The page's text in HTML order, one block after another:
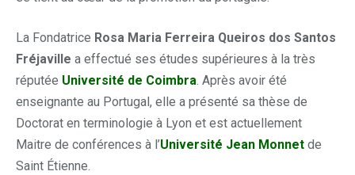
La Fondatrice Rosa Maria Ferreira Queiros dos Santos
Fréjaville a effectué ses études supérieures à la très
réputée Université de Coimbra. Après avoir été
enseignante au Portugal, elle a présenté sa thèse de
Doctorat en terminologie à Lyon et est actuellement
Maitre de conférences à l’Université Jean Monnet de
Saint Étienne.